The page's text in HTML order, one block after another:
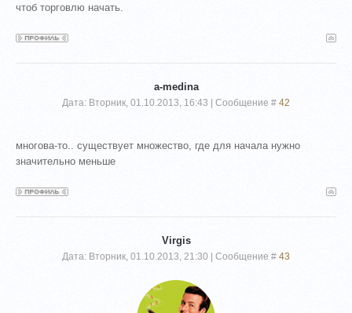
чтоб торговлю начать.
a-medina
Дата: Вторник, 01.10.2013, 16:43 | Сообщение # 42
многова-то.. существует множество, где для начала нужно
значительно меньше
Virgis
Дата: Вторник, 01.10.2013, 21:30 | Сообщение # 43